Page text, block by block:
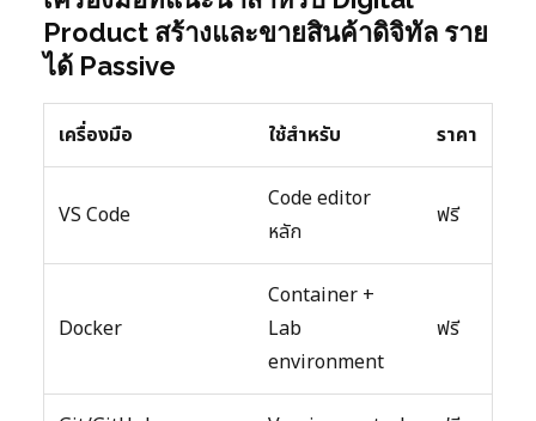
Product สร้างและขายสินค้าดิจิทัล ราย
ได้ Passive
เครื่องมือ ใช้สำหรับ ราคา
VS Code
Code editor
หลัก
ฟรี
Docker
Container +
Lab
environment
ฟรี